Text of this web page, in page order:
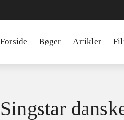
Forside Bøger Artikler
Singstar